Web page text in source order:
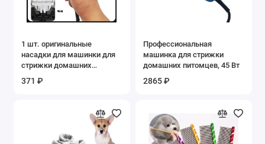
1 шт. оригинальные
насадки для машинки для
стрижки домашних
лезвия, встроенные
головки, запасные ножи
для MDB22 VS888, триммер
для собачьей шерсти
371 ₽
Профессиональная
машинка для стрижки
домашних питомцев, 45 Вт
2865 ₽